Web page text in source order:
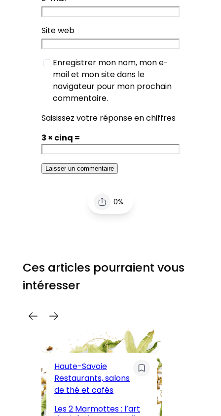
Site web
Enregistrer mon nom, mon e-
mail et mon site dans le
navigateur pour mon prochain
commentaire.
Saisissez votre réponse en chiffres
3 × cinq =
0%
Ces articles pourraient vous
intéresser
Haute-Savoie
Restaurants, salons
de thé et cafés
Les 2 Marmottes : l’art